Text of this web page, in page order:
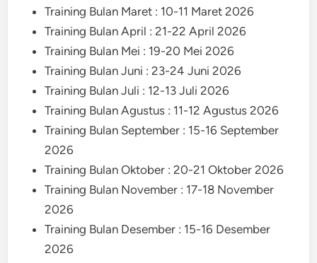
Training Bulan Maret : 10-11 Maret 2026
Training Bulan April : 21-22 April 2026
Training Bulan Mei : 19-20 Mei 2026
Training Bulan Juni : 23-24 Juni 2026
Training Bulan Juli : 12-13 Juli 2026
Training Bulan Agustus : 11-12 Agustus 2026
Training Bulan September : 15-16 September
2026
Training Bulan Oktober : 20-21 Oktober 2026
Training Bulan November : 17-18 November
2026
Training Bulan Desember : 15-16 Desember
2026